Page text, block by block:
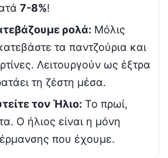
7-8%!
ρολά: Μόλις
τα παντζούρια και
Λειτουργούν ως έξτρα
τη ζέστη μέσα.
τον Ήλιο: Το πρωί,
Ο ήλιος είναι η μόνη
που έχουμε.